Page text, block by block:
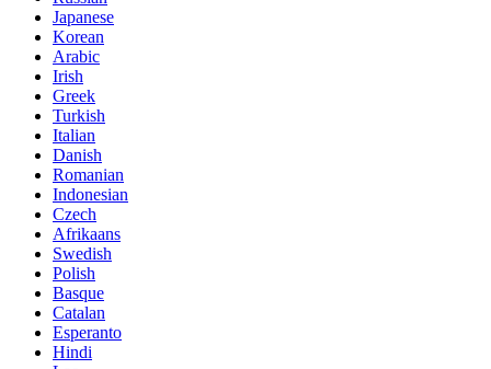
Japanese
Korean
Arabic
Irish
Greek
Turkish
Italian
Danish
Romanian
Indonesian
Czech
Afrikaans
Swedish
Polish
Basque
Catalan
Esperanto
Hindi